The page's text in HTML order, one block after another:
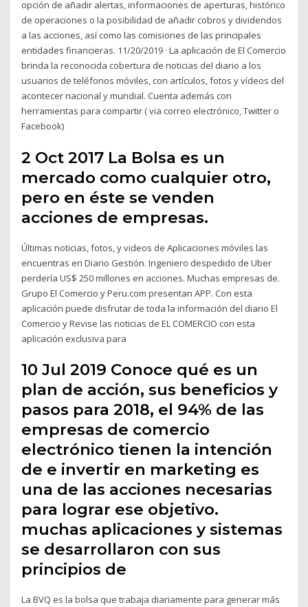
opción de añadir alertas, informaciones de aperturas, histórico
de operaciones o la posibilidad de añadir cobros y dividendos
a las acciones, así como las comisiones de las principales
entidades financieras. 11/20/2019 · La aplicación de El Comercio
brinda la reconocida cobertura de noticias del diario a los
usuarios de teléfonos móviles, con artículos, fotos y vídeos del
acontecer nacional y mundial. Cuenta además con
herramientas para compartir ( via correo electrónico, Twitter o
Facebook)
2 Oct 2017 La Bolsa es un
mercado como cualquier otro,
pero en éste se venden
acciones de empresas.
Últimas noticias, fotos, y videos de Aplicaciones móviles las
encuentras en Diario Gestión. Ingeniero despedido de Uber
perdería US$ 250 millones en acciones. Muchas empresas de.
Grupo El Comercio y Peru.com presentan APP. Con esta
aplicación puede disfrutar de toda la información del diario El
Comercio y Revise las noticias de EL COMERCIO con esta
aplicación exclusiva para
10 Jul 2019 Conoce qué es un
plan de acción, sus beneficios y
pasos para 2018, el 94% de las
empresas de comercio
electrónico tienen la intención
de e invertir en marketing es
una de las acciones necesarias
para lograr ese objetivo.
muchas aplicaciones y sistemas
se desarrollaron con sus
principios de
La BVQ es la bolsa que trabaja diariamente para generar más